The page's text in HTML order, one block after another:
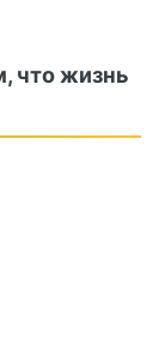
что жизнь